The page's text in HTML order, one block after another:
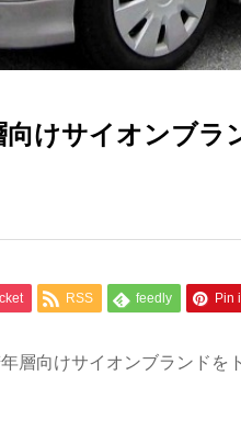
向けサイオンブ
RSS feedly Pin
層向けサイオンブランド